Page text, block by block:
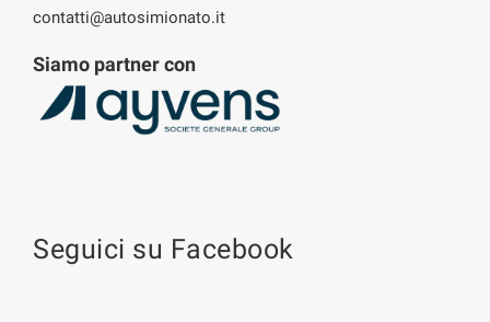
contatti@autosimionato.it
Siamo partner con
Seguici su Facebook